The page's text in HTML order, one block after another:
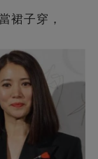
裙子穿，